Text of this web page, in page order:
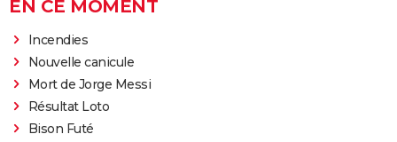
EN CE MOMENT
Incendies
Nouvelle canicule
Mort de Jorge Messi
Résultat Loto
Bison Futé